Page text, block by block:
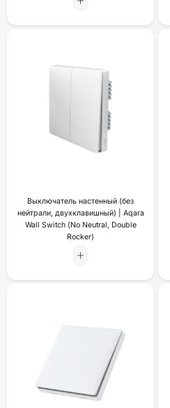
Выключатель настенный (без
нейтрали, двухклавишный) | Aqara
Wall Switch (No Neutral, Double
Rocker)